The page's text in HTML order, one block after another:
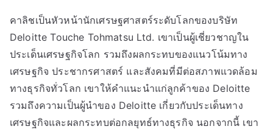
คาลิชเป็นหัวหน้านักเศรษฐศาสตร์ระดับโลกของบริษัท
Deloitte Touche Tohmatsu Ltd. เขาเป็นผู้เชี่ยวชาญใน
ประเด็นเศรษฐกิจโลก รวมถึงผลกระทบของแนวโน้มทาง
เศรษฐกิจ ประชากรศาสตร์ และสังคมที่มีต่อสภาพแวดล้อม
ทางธุรกิจทั่วโลก เขาให้คำแนะนำแก่ลูกค้าของ Deloitte
รวมถึงความเป็นผู้นำของ Deloitte เกี่ยวกับประเด็นทาง
เศรษฐกิจและผลกระทบต่อกลยุทธ์ทางธุรกิจ นอกจากนี้ เขา